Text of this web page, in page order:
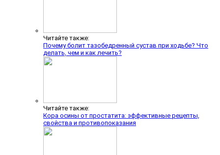
Читайте также:
Почему болит тазобедренный сустав при ходьбе? Что
делать, чем и как лечить?
Читайте также:
Кора осины от простатита: эффективные рецепты,
свойства и противопоказания